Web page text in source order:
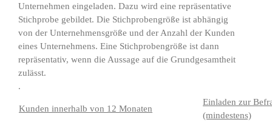
Unternehmen eingeladen. Dazu wird eine repräsentative
Stichprobe gebildet. Die Stichprobengröße ist abhängig
von der Unternehmensgröße und der Anzahl der Kunden
eines Unternehmens. Eine Stichprobengröße ist dann
repräsentativ, wenn die Aussage auf die Grundgesamtheit
zulässt.
.
Kunden innerhalb von 12 Monaten
Einladen zur
(mindestens)